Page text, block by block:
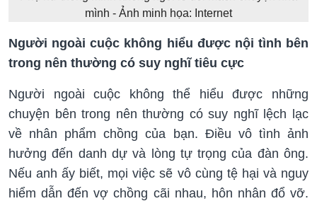
mình - Ảnh minh họa: Internet
Người ngoài cuộc không hiểu được nội tình bên
trong nên thường có suy nghĩ tiêu cực
Người ngoài cuộc không thể hiểu được những
chuyện bên trong nên thường có suy nghĩ lệch lạc
về nhân phẩm chồng của bạn. Điều vô tình ảnh
hưởng đến danh dự và lòng tự trọng của đàn ông.
Nếu anh ấy biết, mọi việc sẽ vô cùng tệ hại và nguy
hiểm dẫn đến vợ chồng cãi nhau, hôn nhân đổ vỡ.